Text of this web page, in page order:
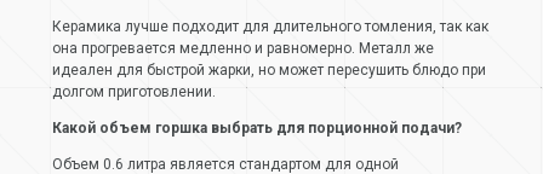
Керамика лучше подходит для длительного томления, так как
она прогревается медленно и равномерно. Металл же
идеален для быстрой жарки, но может пересушить блюдо при
долгом приготовлении.
Какой объем горшка выбрать для порционной подачи?
Объем 0.6 литра является стандартом для одной